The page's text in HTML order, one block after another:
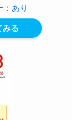
：あり
みる